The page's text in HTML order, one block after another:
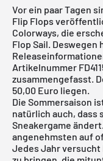
Vor ein paar Tagen
Flip Flops
Colorways, die
Flop Sail. Deswegen
Artikelnummer
zusammengefasst.
50,00 Euro liegen.
Die Sommersaison
natürlich auch, dass
Sneakergame
angenehmsten auf
Jedes Jahr versucht